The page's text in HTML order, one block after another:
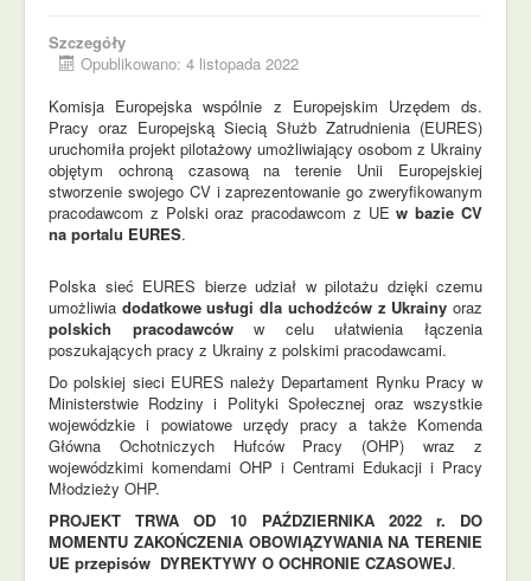
Szczegóły
Opublikowano: 4 listopada 2022
Komisja Europejska wspólnie z Europejskim Urzędem ds.
Pracy oraz Europejską Siecią Służb Zatrudnienia (EURES)
uruchomiła projekt pilotażowy umożliwiający osobom z Ukrainy
objętym ochroną czasową na terenie Unii Europejskiej
stworzenie swojego CV i zaprezentowanie go zweryfikowanym
pracodawcom z Polski oraz pracodawcom z UEw bazie CV
na portalu EURES.
Polska sieć EURES bierze udział w pilotażu dzięki czemu
umożliwia dodatkowe usługi dla uchodźców z Ukrainy oraz
polskich pracodawcóww celu ułatwienia łączenia
poszukających pracy z Ukrainy z polskimi pracodawcami.
Do polskiej sieci EURES należy Departament Rynku Pracy w
Ministerstwie Rodziny i Polityki Społecznej oraz wszystkie
wojewódzkie i powiatowe urzędy pracy a także Komenda
Główna Ochotniczych Hufców Pracy (OHP) wraz z
wojewódzkimi komendami OHP i Centrami Edukacji i Pracy
Młodzieży OHP.
PROJEKT TRWA OD 10 PAŹDZIERNIKA 2022 r. DO
MOMENTU ZAKOŃCZENIA OBOWIĄZYWANIA NA TERENIE
UE przepisów DYREKTYWY O OCHRONIE CZASOWEJ.